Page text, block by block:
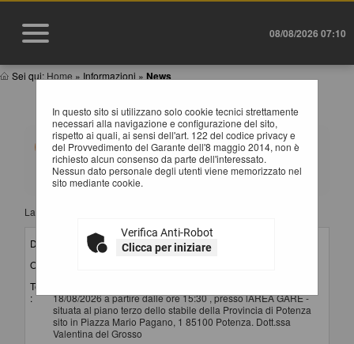
08/08/2026 07:10
Sei qui: Home » Informazioni » News
In questo sito si utilizzano solo cookie tecnici strettamente
necessari alla navigazione e configurazione del sito,
rispetto ai quali, ai sensi dell'art. 122 del codice privacy e
del Provvedimento del Garante dell'8 maggio 2014, non è
richiesto alcun consenso da parte dell'interessato.
Nessun dato personale degli utenti viene memorizzato nel
sito mediante cookie.
Verifica Anti-Robot
Clicca per iniziare
NEWS
Elenco delle comunicazioni pubblicate nel portale negli
ultimi 60 giorni. I dati di dettaglio delle procedure
oggetto delle comunicazioni sono consultabili
selezionando il collegamento "Visualizza Scheda".
La ricerca ha restituito 11 risultati.
Data invio :
06/08/2026
Oggetto :
Testo
:
18/08/2026 a partire dalle ore 15:30 , presso lAREA GARE -
situata al piano terzo dello stabile della Provincia di Potenza
sito in Piazza Mario Pagano, 1 85100 Potenza. Dott.ssa
Valentina del Grosso